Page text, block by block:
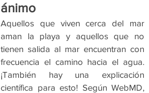
ánimo
Aquellos que viven cerca del mar
aman la playa y aquellos que no
tienen salida al mar encuentran con
frecuencia el camino hacia el agua.
¡También hay una explicación
científica para esto! Según WebMD,